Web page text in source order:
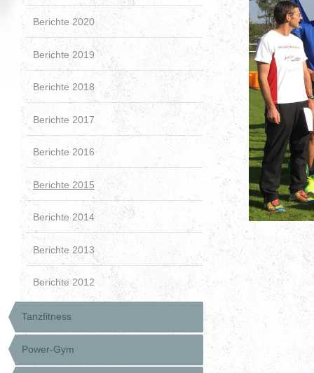
Berichte 2020
Berichte 2019
Berichte 2018
Berichte 2017
Berichte 2016
Berichte 2015
Berichte 2014
Berichte 2013
Berichte 2012
Tanzfitness
Power-Gym